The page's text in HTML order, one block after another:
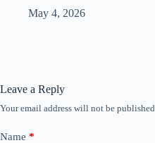
May 4, 2026
Leave a Reply
Your email address will not be published.
Name *